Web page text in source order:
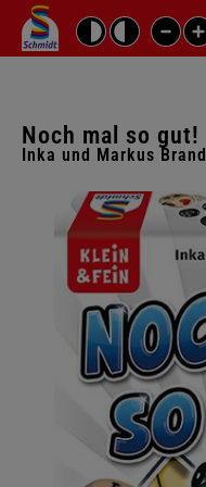
Noch mal so gut!
Inka und Markus Brand
Galerie
überspringen